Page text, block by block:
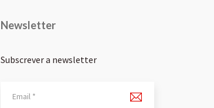
Newsletter
Subscrever a newsletter